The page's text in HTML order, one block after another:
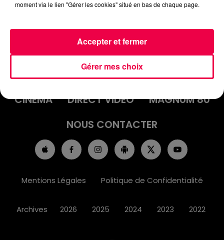
INFOS
AGENDA
JEUX
PODCASTS
CINÉMA
DIRECT VIDÉO
MAGNUM 80
NOUS CONTACTER
Mentions Légales Politique de Confidentialité
Archives 2026 2025 2024 2023 2022
moment via le lien "Gérer les cookies" situé en bas de chaque page.
Gérer mes choix
Accepter et fermer